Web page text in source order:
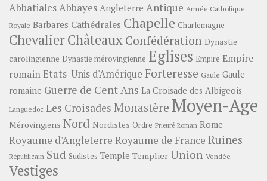
AbbatialesAbbayes Angleterre Antique Armée Catholique
Royale Barbares Cathédrales Chapelle Charlemagne
ChevalierChâteauxConfédération Dynastie
carolingienne Dynastie mérovingienne Eglises Empire Empire
romainEtats-Unis d'Amérique Forteresse Gaule Gaule
romaine Guerre de Cent Ans La Croisade des Albigeois
Languedoc Les Croisades Monastère Moyen-Age
Mérovingiens Nord Nordistes Ordre Prieuré Roman Rome
Royaume d'Angleterre Royaume de France Ruines
Républicain Sud Sudistes Temple Templier Union Vendée
Vestiges